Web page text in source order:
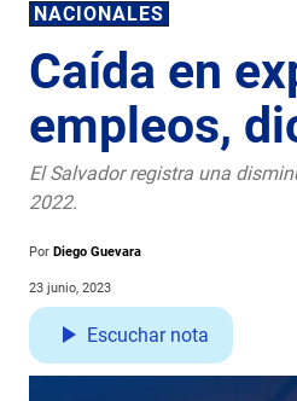
NACIONALES
Caída en
empleos,
El Salvador registra una
2022.
Por Diego Guevara
23 junio, 2023
Escuchar nota